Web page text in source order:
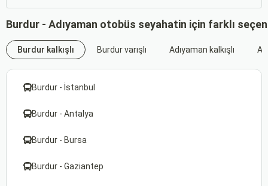
Burdur - Adıyaman otobüs seyahatin için farklı
Burdur kalkışlı Burdur varışlı Adıyaman kalkışlı
Burdur - İstanbul
Burdur - Antalya
Burdur - Bursa
Burdur - Gaziantep